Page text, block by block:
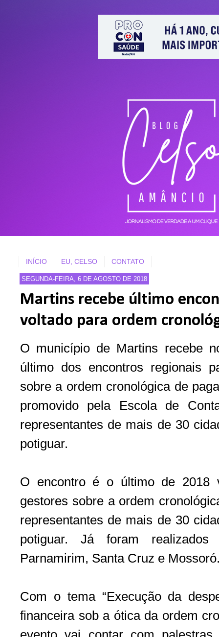
INÍCIO EU, CELSO CONTATO
SEGUNDA-FEIRA, 6 DE AGOSTO DE 2018
Martins recebe último
voltado para ordem
O município de Martins recebe
último dos encontros regionais
sobre a ordem cronológica de
promovido pela Escola de
representantes de mais de 30
potiguar.
O encontro é o último de 2018
gestores sobre a ordem
representantes de mais de 30
potiguar. Já foram realizados
Parnamirim, Santa Cruz e
Com o tema “Execução da
financeira sob a ótica da ordem